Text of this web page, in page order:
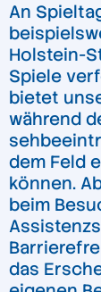
An
Holstein-
Spiele
bietet
während
dem Feld
können.
beim
das